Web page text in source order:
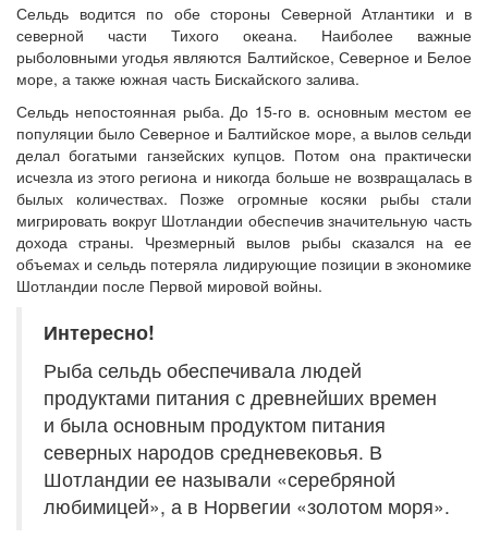
Сельдь водится по обе стороны Северной Атлантики и в
северной части Тихого океана. Наиболее важные
рыболовными угодья являются Балтийское, Северное и Белое
море, а также южная часть Бискайского залива.
Сельдь непостоянная рыба. До 15-го в. основным местом ее
популяции было Северное и Балтийское море, а вылов сельди
делал богатыми ганзейских купцов. Потом она практически
исчезла из этого региона и никогда больше не возвращалась в
былых количествах. Позже огромные косяки рыбы стали
мигрировать вокруг Шотландии обеспечив значительную часть
дохода страны. Чрезмерный вылов рыбы сказался на ее
объемах и сельдь потеряла лидирующие позиции в экономике
Шотландии после Первой мировой войны.
Интересно!
Рыба сельдь обеспечивала людей
продуктами питания с древнейших времен
и была основным продуктом питания
северных народов средневековья. В
Шотландии ее называли «серебряной
любимицей», а в Норвегии «золотом моря».